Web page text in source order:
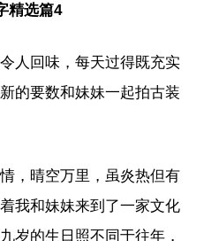
精选篇4
人回味，每天过得既充实
的要数和妹妹一起拍古装
，晴空万里，虽炎热但有
我和妹妹来到了一家文化
岁的生日照不同于往年，